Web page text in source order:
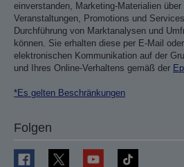
einverstanden, Marketing-Materialien
Veranstaltungen, Promotions und
Durchführung von Marktanalysen und
können. Sie erhalten diese per E-Mail
elektronischen Kommunikation auf der
und Ihres Online-Verhaltens gemäß der
*Es gelten Beschränkungen
Folgen